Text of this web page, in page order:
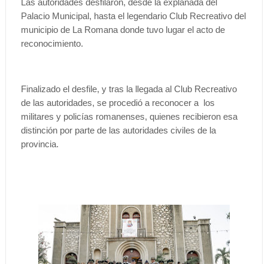
Las autoridades desfilaron, desde la explanada del
Palacio Municipal, hasta el legendario Club Recreativo del
municipio de La Romana donde tuvo lugar el acto de
reconocimiento.
Finalizado el desfile, y tras la llegada al Club Recreativo
de las autoridades, se procedió a reconocer a los
militares y policías romanenses, quienes recibieron esa
distinción por parte de las autoridades civiles de la
provincia.